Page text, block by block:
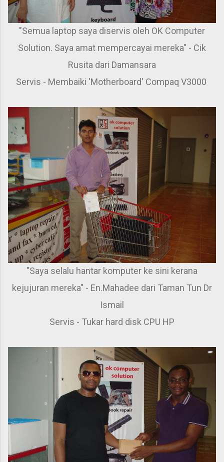
"Semua laptop saya diservis oleh OK Computer
Solution. Saya amat mempercayai mereka" - Cik
Rusita dari Damansara
Servis - Membaiki 'Motherboard' Compaq V3000
"Saya selalu hantar komputer ke sini kerana
kejujuran mereka" - En.Mahadee dari Taman Tun Dr
Ismail
Servis - Tukar hard disk CPU HP